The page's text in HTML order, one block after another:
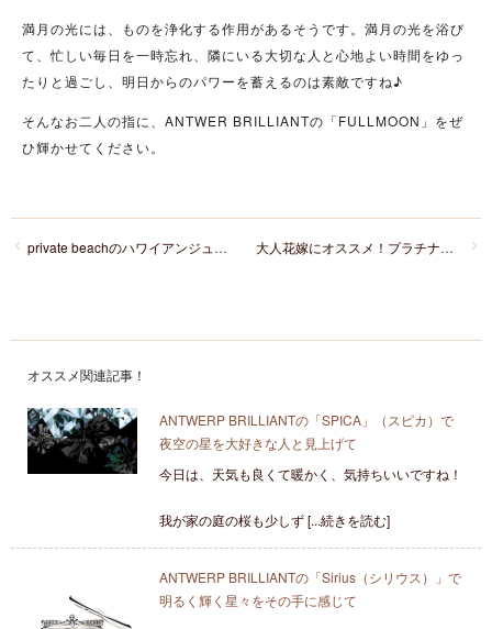
満月の光には、ものを浄化する作用があるそうです。満月の光を浴び
て、忙しい毎日を一時忘れ、隣にいる大切な人と心地よい時間をゆっ
たりと過ごし、明日からのパワーを蓄えるのは素敵ですね♪
そんなお二人の指に、ANTWER BRILLIANTの「FULLMOON」をぜ
ひ輝かせてください。
大人花嫁にオススメ！プラチナ専門店のシンプルマリッジリング「CAFE RING(カフェリング)」
private beachのハワイアンジュエリー、HOKUKEA（南十字星）で満点の夜空とハワイの風を感じて
オススメ関連記事！
ANTWERP BRILLIANTの「SPICA」（スピカ）で
夜空の星を大好きな人と見上げて
今日は、天気も良くて暖かく、気持ちいいですね！
我が家の庭の桜も少しず [...続きを読む]
ANTWERP BRILLIANTの「Sirius（シリウス）」で
明るく輝く星々をその手に感じて